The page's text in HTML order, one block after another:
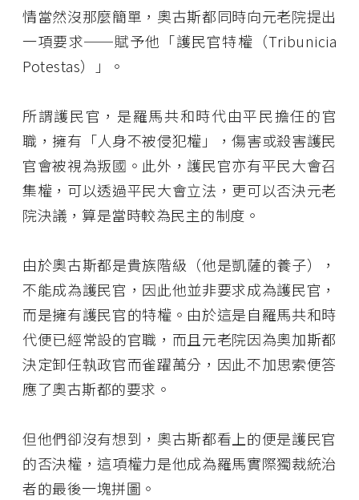
情當然沒那麼簡單，奧古斯都同時向元老院提出
一項要求──賦予他「護民官特權（Tribunicia
Potestas）」。
所謂護民官，是羅馬共和時代由平民擔任的官
職，擁有「人身不被侵犯權」，傷害或殺害護民
官會被視為叛國。此外，護民官亦有平民大會召
集權，可以透過平民大會立法，更可以否決元老
院決議，算是當時較為民主的制度。
由於奧古斯都是貴族階級（他是凱薩的養子），
不能成為護民官，因此他並非要求成為護民官，
而是擁有護民官的特權。由於這是自羅馬共和時
代便已經常設的官職，而且元老院因為奧加斯都
決定卸任執政官而雀躍萬分，因此不加思索便答
應了奧古斯都的要求。
但他們卻沒有想到，奧古斯都看上的便是護民官
的否決權，這項權力是他成為羅馬實際獨裁統治
者的最後一塊拼圖。